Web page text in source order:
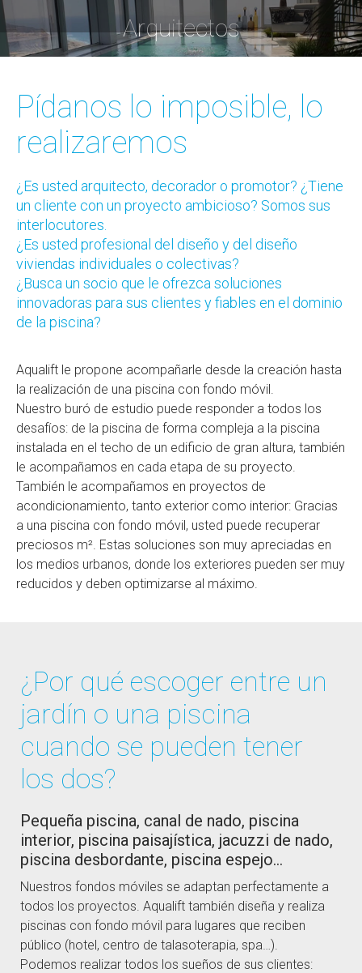
Arquitectos
Estás aquí:
Pídanos lo imposible, lo
realizaremos
¿Es usted arquitecto, decorador o promotor? ¿Tiene
un cliente con un proyecto ambicioso? Somos sus
interlocutores.
¿Es usted profesional del diseño y del diseño
viviendas individuales o colectivas?
¿Busca un socio que le ofrezca soluciones
innovadoras para sus clientes y fiables en el dominio
de la piscina?
Aqualift le propone acompañarle desde la creación hasta
la realización de una piscina con fondo móvil.
Nuestro buró de estudio puede responder a todos los
desafíos: de la piscina de forma compleja a la piscina
instalada en el techo de un edificio de gran altura, también
le acompañamos en cada etapa de su proyecto.
También le acompañamos en proyectos de
acondicionamiento, tanto exterior como interior: Gracias
a una piscina con fondo móvil, usted puede recuperar
preciosos m². Estas soluciones son muy apreciadas en
los medios urbanos, donde los exteriores pueden ser muy
reducidos y deben optimizarse al máximo.
¿Por qué escoger entre un
jardín o una piscina
cuando se pueden tener
los dos?
Pequeña piscina, canal de nado, piscina
interior, piscina paisajística, jacuzzi de nado,
piscina desbordante, piscina espejo…
Nuestros fondos móviles se adaptan perfectamente a
todos los proyectos. Aqualift también diseña y realiza
piscinas con fondo móvil para lugares que reciben
público (hotel, centro de talasoterapia, spa…).
Podemos realizar todos los sueños de sus clientes: